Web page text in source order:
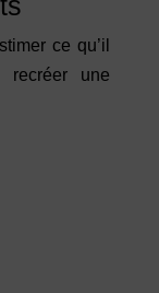
ce qu’il
recréer une